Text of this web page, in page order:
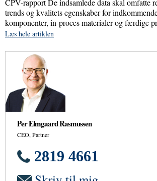
CPV-rapport De indsamlede data skal omfatte
trends og kvalitets egenskaber for
komponenter, in-proces materialer og færdige
Læs hele artiklen
Per Elmgaard Rasmussen
CEO, Partner
2819 4661